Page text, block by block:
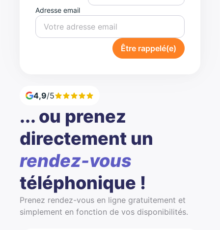
Adresse email
Être rappelé(e)
4,9/5
... ou prenez
directement un
rendez-vous
téléphonique !
Prenez rendez-vous en ligne gratuitement et
simplement en fonction de vos disponibilités.